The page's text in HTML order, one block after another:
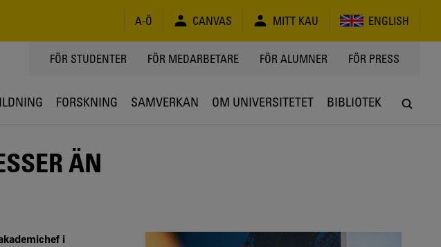
A-Ö CANVAS MITT KAU ENGLISH
TOPPMENY
FÖR STUDENTER FÖR MEDARBETARE FÖR ALUMNER FÖR PRESS
FORSKNING SAMVERKAN OM UNIVERSITETET BIBLIOTEK
ÄN
i